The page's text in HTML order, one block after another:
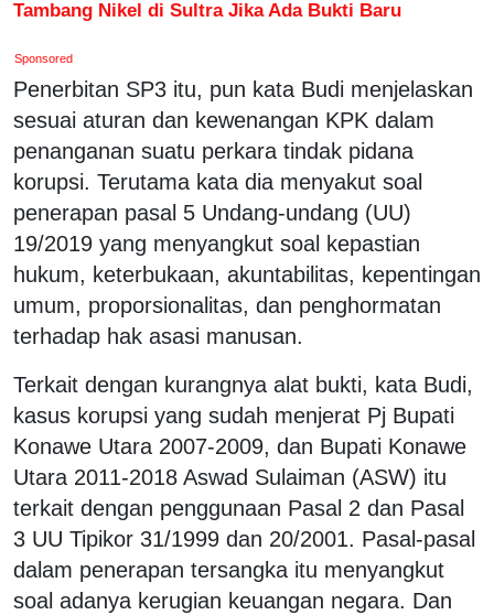
Tambang Nikel di Sultra Jika Ada Bukti Baru
Sponsored
Penerbitan SP3 itu, pun kata Budi menjelaskan
sesuai aturan dan kewenangan KPK dalam
penanganan suatu perkara tindak pidana
korupsi. Terutama kata dia menyakut soal
penerapan pasal 5 Undang-undang (UU)
19/2019 yang menyangkut soal kepastian
hukum, keterbukaan, akuntabilitas, kepentingan
umum, proporsionalitas, dan penghormatan
terhadap hak asasi manusan.
Terkait dengan kurangnya alat bukti, kata Budi,
kasus korupsi yang sudah menjerat Pj Bupati
Konawe Utara 2007-2009, dan Bupati Konawe
Utara 2011-2018 Aswad Sulaiman (ASW) itu
terkait dengan penggunaan Pasal 2 dan Pasal
3 UU Tipikor 31/1999 dan 20/2001. Pasal-pasal
dalam penerapan tersangka itu menyangkut
soal adanya kerugian keuangan negara. Dan